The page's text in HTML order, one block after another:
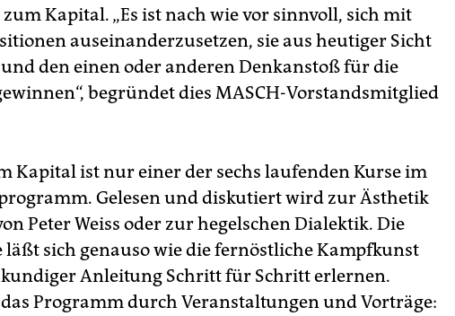
Kapital. „Es ist nach wie vor sinnvoll, sich mit
auseinanderzusetzen, sie aus heutiger Sicht
den einen oder anderen Denkanstoß für die
begründet dies MASCH-Vorstandsmitglied
Kapital ist nur einer der sechs laufenden Kurse im
Gelesen und diskutiert wird zur Ästhetik
Peter Weiss oder zur hegelschen Dialektik. Die
läßt sich genauso wie die fernöstliche Kampfkunst
Anleitung Schritt für Schritt erlernen.
Programm durch Veranstaltungen und Vorträge: